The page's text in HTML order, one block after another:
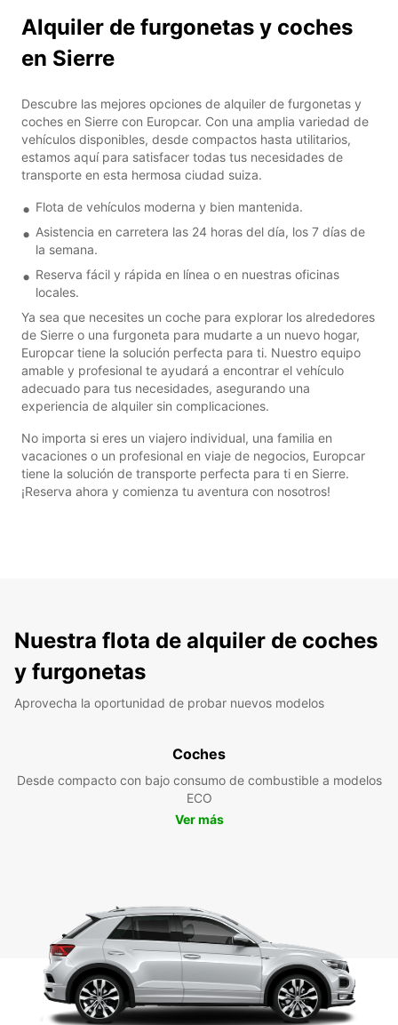
Alquiler de furgonetas y coches
en Sierre
Descubre las mejores opciones de alquiler de furgonetas y
coches en Sierre con Europcar. Con una amplia variedad de
vehículos disponibles, desde compactos hasta utilitarios,
estamos aquí para satisfacer todas tus necesidades de
transporte en esta hermosa ciudad suiza.
Flota de vehículos moderna y bien mantenida.
Asistencia en carretera las 24 horas del día, los 7 días de
la semana.
Reserva fácil y rápida en línea o en nuestras oficinas
locales.
Ya sea que necesites un coche para explorar los alrededores
de Sierre o una furgoneta para mudarte a un nuevo hogar,
Europcar tiene la solución perfecta para ti. Nuestro equipo
amable y profesional te ayudará a encontrar el vehículo
adecuado para tus necesidades, asegurando una
experiencia de alquiler sin complicaciones.
No importa si eres un viajero individual, una familia en
vacaciones o un profesional en viaje de negocios, Europcar
tiene la solución de transporte perfecta para ti en Sierre.
¡Reserva ahora y comienza tu aventura con nosotros!
Nuestra flota de alquiler de coches
y furgonetas
Aprovecha la oportunidad de probar nuevos modelos
Coches
Desde compacto con bajo consumo de combustible a modelos
ECO
Ver más